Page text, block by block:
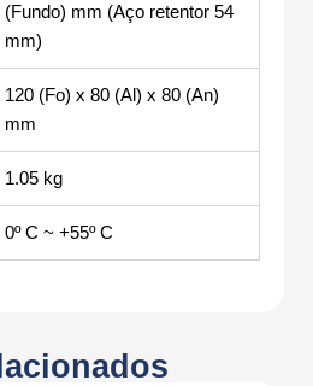
(Fundo) mm (Aço retentor 54
mm)
120 (Fo) x 80 (Al) x 80 (An)
mm
1.05 kg
0º C ~ +55º C